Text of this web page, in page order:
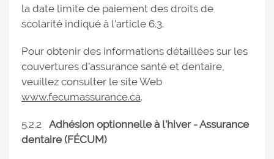
la date limite de paiement des droits de
scolarité indiqué à l’article 6.3.
Pour obtenir des informations détaillées sur les
couvertures d’assurance santé et dentaire,
veuillez consulter le site Web
www.fecumassurance.ca.
5.2.2 Adhésion optionnelle à l’hiver - Assurance
dentaire (FÉCUM)